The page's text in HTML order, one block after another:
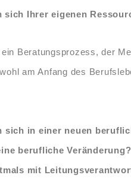
sich Ihrer eigenen
Beratungsprozess, der
am Anfang des
sich in einer neuen
berufliche Veränderung?
mit